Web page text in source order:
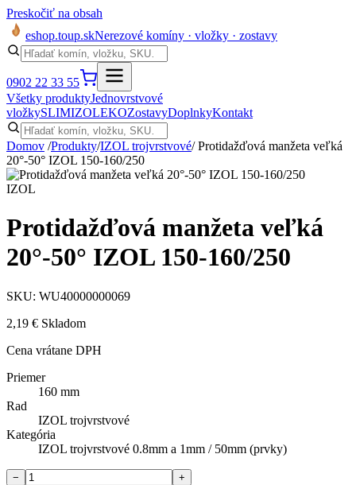
Preskočiť na obsah
eshop.toup.skNerezové komíny · vložky · zostavy
0902 22 33 55
Všetky produktyJednovrstvové
vložkySLIMIZOLEKOZostavyDoplnkyKontakt
Domov /Produkty/IZOL trojvrstvové/ Protidažďová manžeta veľká
20°-50° IZOL 150-160/250
IZOL
Protidažďová manžeta veľká
20°-50° IZOL 150-160/250
SKU: WU40000000069
2,19 € Skladom
Cena vrátane DPH
Priemer
160 mm
Rad
IZOL trojvrstvové
Kategória
IZOL trojvrstvové 0.8mm a 1mm / 50mm (prvky)
−
+